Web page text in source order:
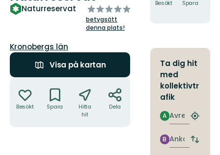
Naturreservat
av
5
stjärnor
betygsätt
denna plats!
Län:
Kronobergs län
Visa på kartan
Besökt Spara
Hitta
hit
Dela
Besökt Spara
Ta dig hit
med
kollektivtr
afik
Avresa
A
Hitta
Ankomst
B
Byt